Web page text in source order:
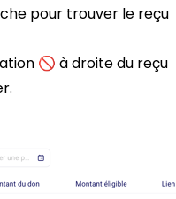
pour trouver le reçu
🚫 à droite du reçu